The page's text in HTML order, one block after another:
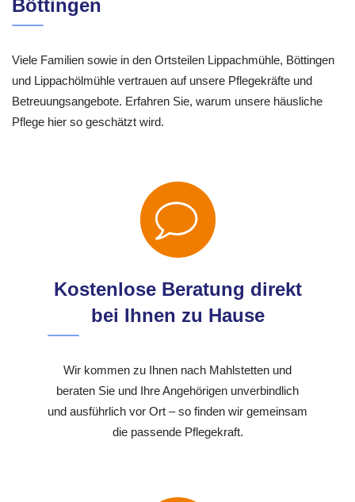
Böttingen
Viele Familien sowie in den Ortsteilen Lippachmühle, Böttingen
und Lippachölmühle vertrauen auf unsere Pflegekräfte und
Betreuungsangebote. Erfahren Sie, warum unsere häusliche
Pflege hier so geschätzt wird.
Kostenlose Beratung direkt
bei Ihnen zu Hause
Wir kommen zu Ihnen nach Mahlstetten und
beraten Sie und Ihre Angehörigen unverbindlich
und ausführlich vor Ort – so finden wir gemeinsam
die passende Pflegekraft.